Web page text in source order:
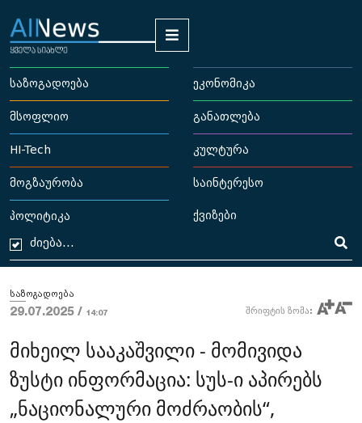
საზოგადოება ეკონომიკა
მსოფლიო განათლება
HI-Tech კულტურა
მოგზაურობა საინტერესო
პოლიტიკა ქვიზები
საზოგადოება
29.07.2025 / 14:07 შრიფტის ზომა:
მიხეილ სააკაშვილი - მომივიდა
ზუსტი ინფორმაცია: სუს-ი აპირებს
„ნაციონალური მოძრაობის“,